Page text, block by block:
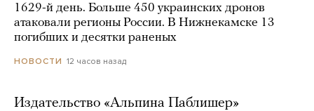
1629-й день. Больше 450 украинских дронов
атаковали регионы России. В Нижнекамске 13
погибших и десятки раненых
НОВОСТИ 12 часов назад
Издательство «Альпина Паблишер»